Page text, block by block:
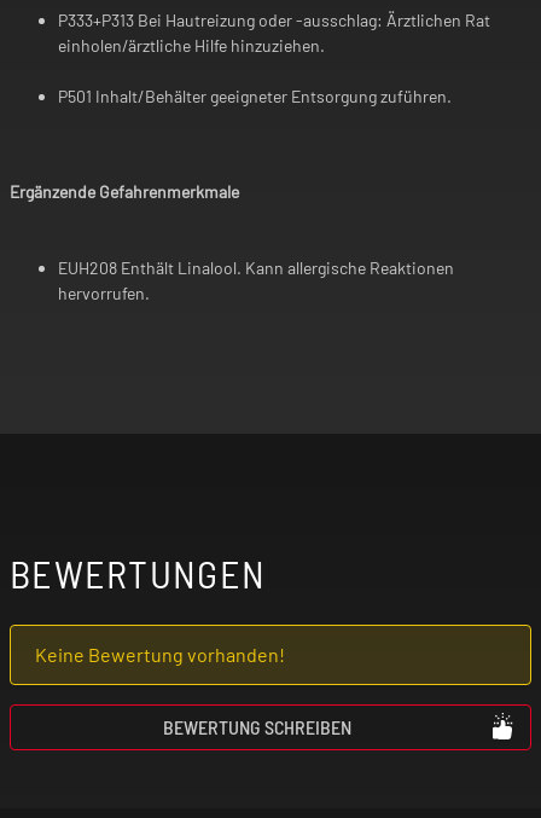
P333+P313 Bei Hautreizung oder -ausschlag: Ärztlichen Rat
einholen/ärztliche Hilfe hinzuziehen.
P501 Inhalt/Behälter geeigneter Entsorgung zuführen.
Ergänzende Gefahrenmerkmale
EUH208 Enthält Linalool. Kann allergische Reaktionen
hervorrufen.
BEWERTUNGEN
Keine Bewertung vorhanden!
BEWERTUNG SCHREIBEN